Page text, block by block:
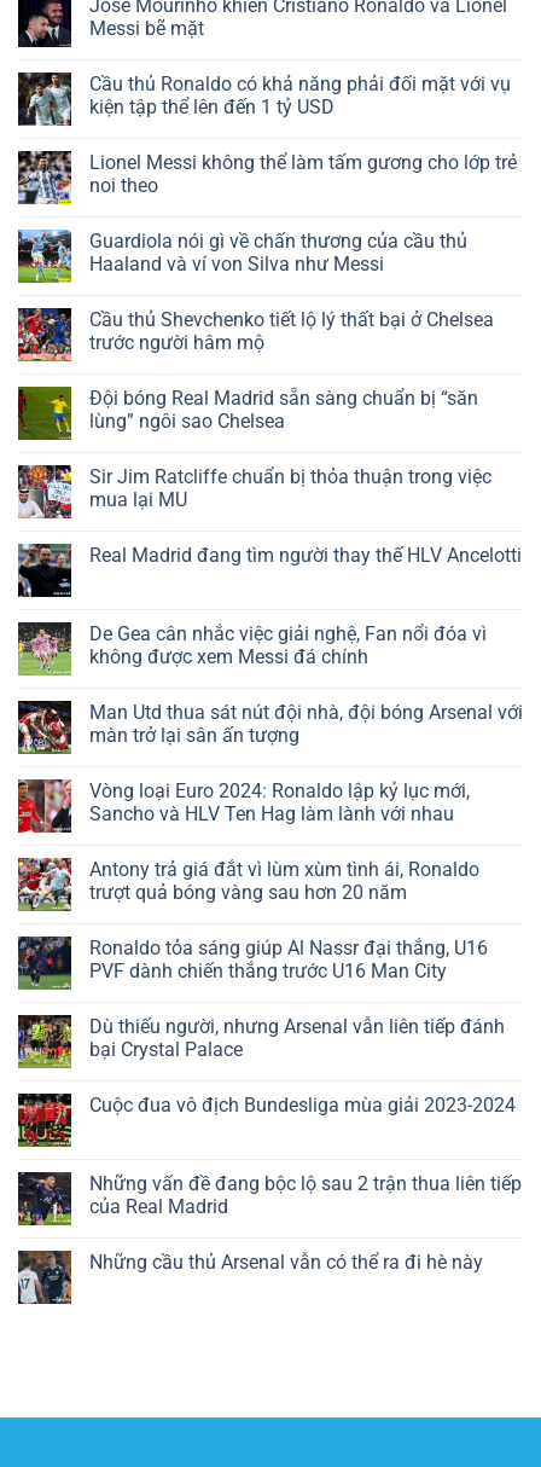
Jose Mourinho khiến Cristiano Ronaldo và Lionel
Messi bẽ mặt
Cầu thủ Ronaldo có khả năng phải đối mặt với vụ
kiện tập thể lên đến 1 tỷ USD
Lionel Messi không thể làm tấm gương cho lớp trẻ
noi theo
Guardiola nói gì về chấn thương của cầu thủ
Haaland và ví von Silva như Messi
Cầu thủ Shevchenko tiết lộ lý thất bại ở Chelsea
trước người hâm mộ
Đội bóng Real Madrid sẵn sàng chuẩn bị “săn
lùng” ngôi sao Chelsea
Sir Jim Ratcliffe chuẩn bị thỏa thuận trong việc
mua lại MU
Real Madrid đang tìm người thay thế HLV Ancelotti
De Gea cân nhắc việc giải nghệ, Fan nổi đóa vì
không được xem Messi đá chính
Man Utd thua sát nút đội nhà, đội bóng Arsenal với
màn trở lại sân ấn tượng
Vòng loại Euro 2024: Ronaldo lập kỷ lục mới,
Sancho và HLV Ten Hag làm lành với nhau
Antony trả giá đắt vì lùm xùm tình ái, Ronaldo
trượt quả bóng vàng sau hơn 20 năm
Ronaldo tỏa sáng giúp Al Nassr đại thắng, U16
PVF dành chiến thắng trước U16 Man City
Dù thiếu người, nhưng Arsenal vẫn liên tiếp đánh
bại Crystal Palace
Cuộc đua vô địch Bundesliga mùa giải 2023-2024
Những vấn đề đang bộc lộ sau 2 trận thua liên tiếp
của Real Madrid
Những cầu thủ Arsenal vẫn có thể ra đi hè này